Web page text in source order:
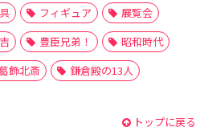
フィギュア
展覧会
豊臣兄弟！
昭和時代
飾北斎 鎌倉殿の13人
トップに戻る